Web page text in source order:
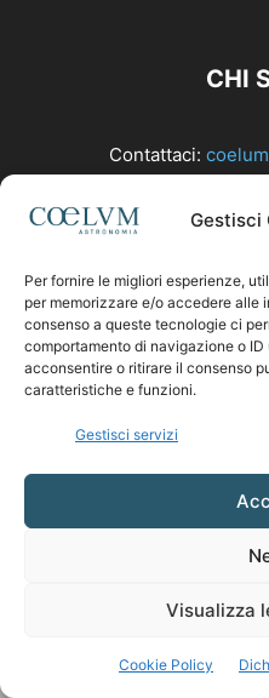
Gestisci
Per fornire le migliori esperienze,
per memorizzare e/o accedere alle
consenso a queste tecnologie ci
comportamento di navigazione o ID
acconsentire o ritirare il consenso
caratteristiche e funzioni.
Gestisci servizi
Visualizza
Cookie Policy
CHI
Contattaci: